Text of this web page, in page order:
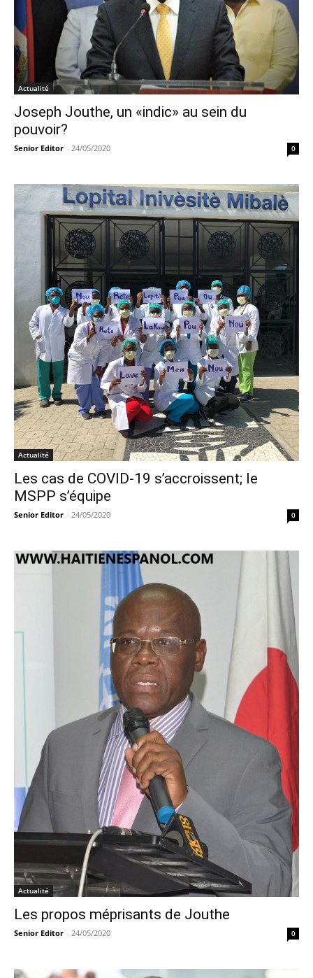
Actualité
Joseph Jouthe, un «indic» au sein du
pouvoir?
Senior Editor - 24/05/2020 0
Actualité
Les cas de COVID-19 s’accroissent; le
MSPP s’équipe
Senior Editor - 24/05/2020 0
Actualité
Les propos méprisants de Jouthe
Senior Editor - 24/05/2020 0